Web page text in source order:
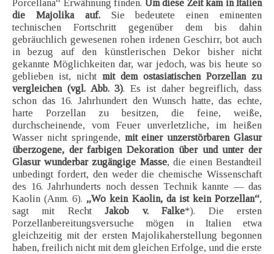
Porcellana“ Erwähnung finden. Um diese Zeit kam in Italien
die Majolika auf.Sie bedeutete einen eminenten
technischen Fortschritt gegenüber dem bis dahin
gebräuchlich gewesenen rohen irdenen Geschirr, bot auch
in bezug auf den künstlerischen Dekor bisher nicht
gekannte Möglichkeiten dar, war jedoch, was bis heute so
geblieben ist, nicht mit dem ostasiatischen Porzellan zu
vergleichen (vgl. Abb. 3). Es ist daher begreiflich, dass
schon das 16. Jahrhundert den Wunsch hatte, das echte,
harte Porzellan zu besitzen, die feine, weiße,
durchscheinende, vom Feuer unverletzliche, im heißen
Wasser nicht springende, mit einer unzerstörbaren Glasur
überzogene, der farbigen Dekoration über und unter der
Glasur wunderbar zugängige Masse, die einen Bestandteil
unbedingt fordert, den weder die chemische Wissenschaft
des 16. Jahrhunderts noch dessen Technik kannte — das
Kaolin (Anm. 6). „Wo kein Kaolin, da ist kein Porzellan“,
sagt mit RechtJakob v. Falke*). Die ersten
Porzellanbereitungsversuche mögen in Italien etwa
gleichzeitig mit der ersten Majolikaherstellung begonnen
haben, freilich nicht mit dem gleichen Erfolge, und die erste